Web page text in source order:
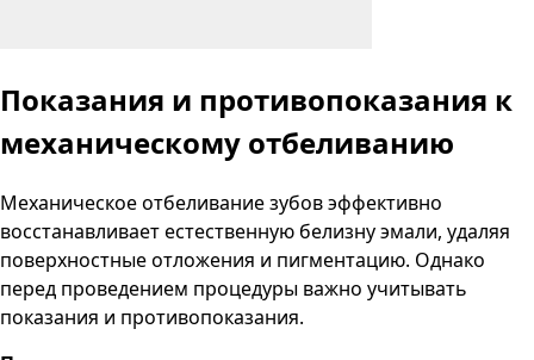
Показания и противопоказания к
механическому отбеливанию
Механическое отбеливание зубов эффективно
восстанавливает естественную белизну эмали, удаляя
поверхностные отложения и пигментацию. Однако
перед проведением процедуры важно учитывать
показания и противопоказания.